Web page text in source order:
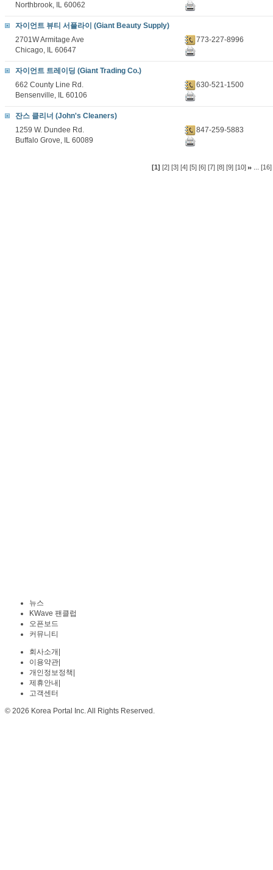
Northbrook, IL 60062
자이언트 뷰티 서플라이 (Giant Beauty Supply)
2701W Armitage Ave
Chicago, IL 60647
773-227-8996
자이언트 트레이딩 (Giant Trading Co.)
662 County Line Rd.
Bensenville, IL 60106
630-521-1500
잔스 클리너 (John's Cleaners)
1259 W. Dundee Rd.
Buffalo Grove, IL 60089
847-259-5883
[1] [2] [3] [4] [5] [6] [7] [8] [9] [10] ... [16]
뉴스
KWave 팬클럽
오픈보드
커뮤니티
회사소개
이용약관
개인정보정책
제휴안내
고객센터
© 2026 Korea Portal Inc. All Rights Reserved.